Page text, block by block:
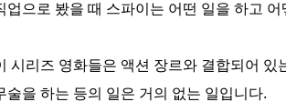
업으로 봤을 때 스파이는 어떤 일을 하고
시리즈 영화들은 액션 장르와 결합되어
술을 하는 등의 일은 거의 없는 일입니다.